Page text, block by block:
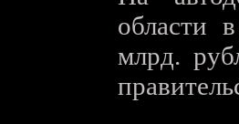
области
млрд.